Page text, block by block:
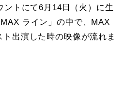
ントにて6月14日（火）に生
ライン」の中で、MAX
出演した時の映像が流れま